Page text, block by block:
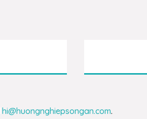
hi@huongnghiepsongan.com.